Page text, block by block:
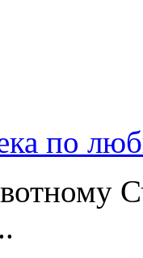
по